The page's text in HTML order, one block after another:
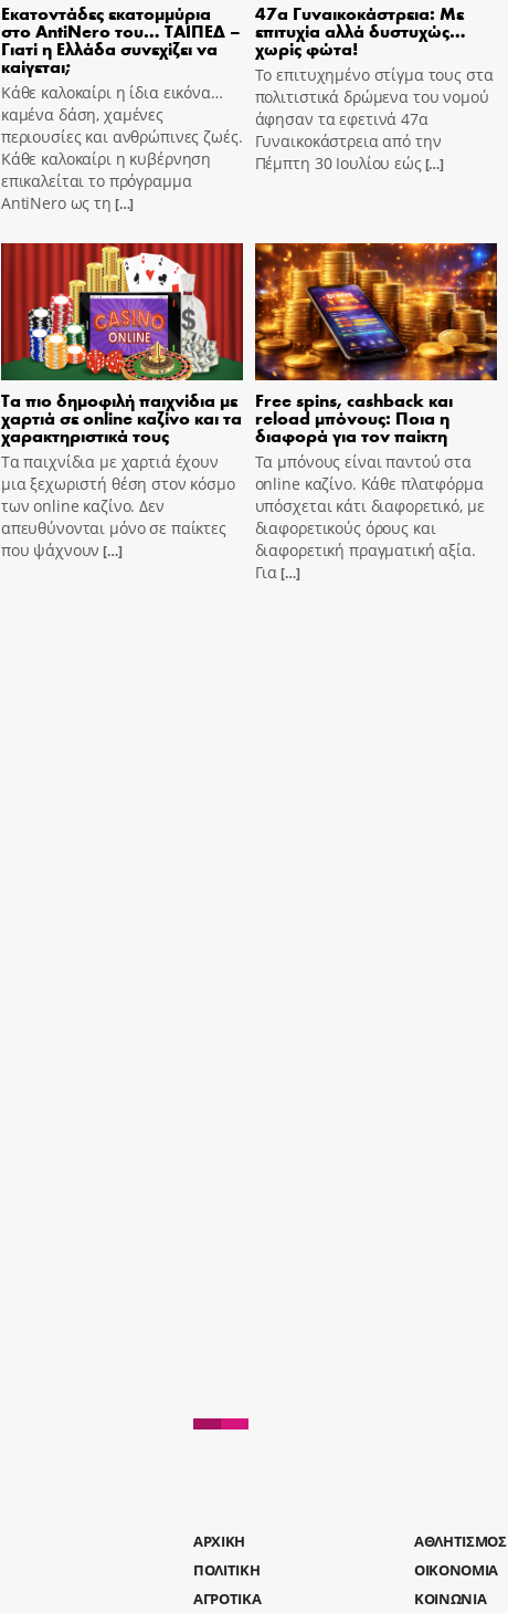
Εκατοντάδες εκατομμύρια
στο AntiNero του… ΤΑΙΠΕΔ –
Γιατί η Ελλάδα συνεχίζει να
καίγεται;
Κάθε καλοκαίρι η ίδια εικόνα…
καμένα δάση, χαμένες
περιουσίες και ανθρώπινες ζωές.
Κάθε καλοκαίρι η κυβέρνηση
επικαλείται το πρόγραμμα
AntiNero ως τη […]
47α Γυναικοκάστρεια: Με
επιτυχία αλλά δυστυχώς…
χωρίς φώτα!
Το επιτυχημένο στίγμα τους στα
πολιτιστικά δρώμενα του νομού
άφησαν τα εφετινά 47α
Γυναικοκάστρεια από την
Πέμπτη 30 Ιουλίου εώς[…]
Τα πιο δημοφιλή παιχνίδια με
χαρτιά σε online καζίνο και τα
χαρακτηριστικά τους
Τα παιχνίδια με χαρτιά έχουν
μια ξεχωριστή θέση στον κόσμο
των online καζίνο. Δεν
απευθύνονται μόνο σε παίκτες
που ψάχνουν […]
Free spins, cashback και
reload μπόνους: Ποια η
διαφορά για τον παίκτη
Τα μπόνους είναι παντού στα
online καζίνο. Κάθε πλατφόρμα
υπόσχεται κάτι διαφορετικό, με
διαφορετικούς όρους και
διαφορετική πραγματική αξία.
Για […]
AΡΧΙΚΗ
ΑΘΛΗΤΙΣΜΟΣ
ΠΟΛΙΤΙΚΗ
ΟΙΚΟΝΟΜΙΑ
ΑΓΡΟΤΙΚΑ
ΚΟΙΝΩΝΙΑ